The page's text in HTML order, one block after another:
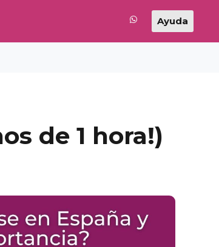
Ayuda
de 1 hora!)